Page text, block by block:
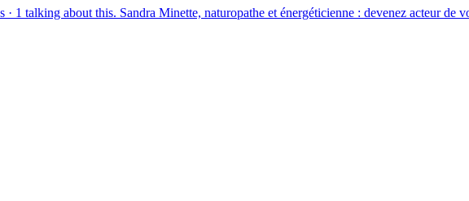
1 talking about this. Sandra Minette, naturopathe et énergéticienne : devenez acteur de